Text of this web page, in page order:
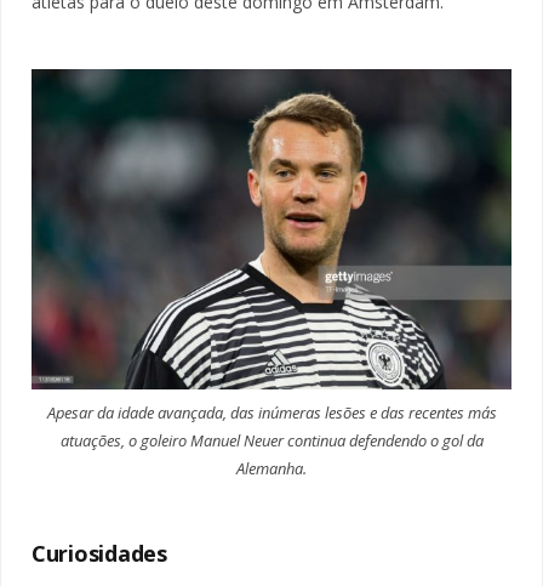
Apesar da idade avançada, das inúmeras lesões e das recentes más
atuações, o goleiro Manuel Neuer continua defendendo o gol da
Alemanha.
Curiosidades